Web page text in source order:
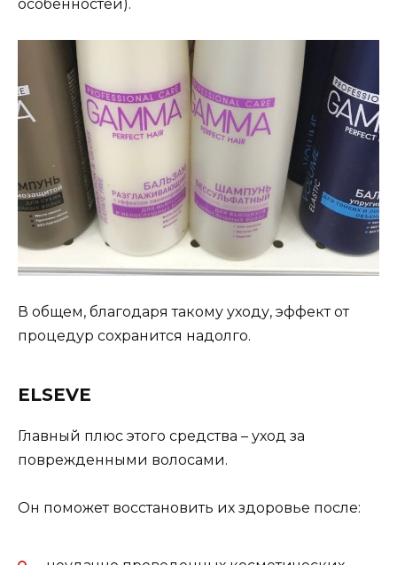
особенностей).
В общем, благодаря такому уходу, эффект от
процедур сохранится надолго.
ELSEVE
Главный плюс этого средства – уход за
поврежденными волосами.
Он поможет восстановить их здоровье после: